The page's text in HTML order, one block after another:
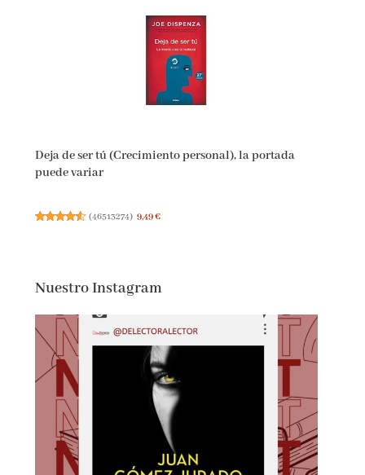
Deja de ser tú (Crecimiento personal), la portada
puede variar
(46513274) 9,49 €
Nuestro Instagram